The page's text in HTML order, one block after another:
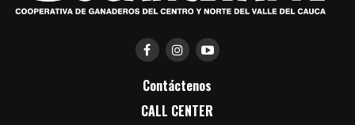
Contáctenos
CALL CENTER